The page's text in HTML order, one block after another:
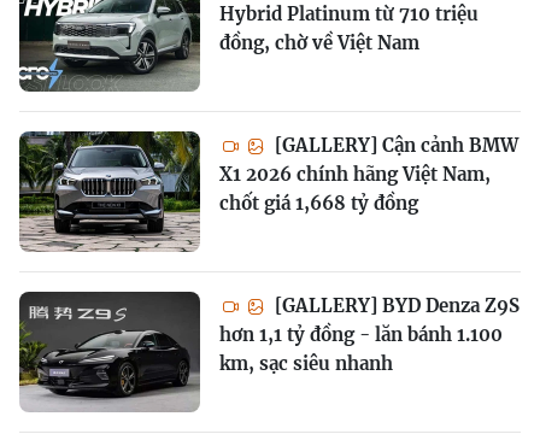
Hybrid Platinum từ 710 triệu
đồng, chờ về Việt Nam
[GALLERY] Cận cảnh BMW
X1 2026 chính hãng Việt Nam,
chốt giá 1,668 tỷ đồng
[GALLERY] BYD Denza Z9S
hơn 1,1 tỷ đồng - lăn bánh 1.100
km, sạc siêu nhanh